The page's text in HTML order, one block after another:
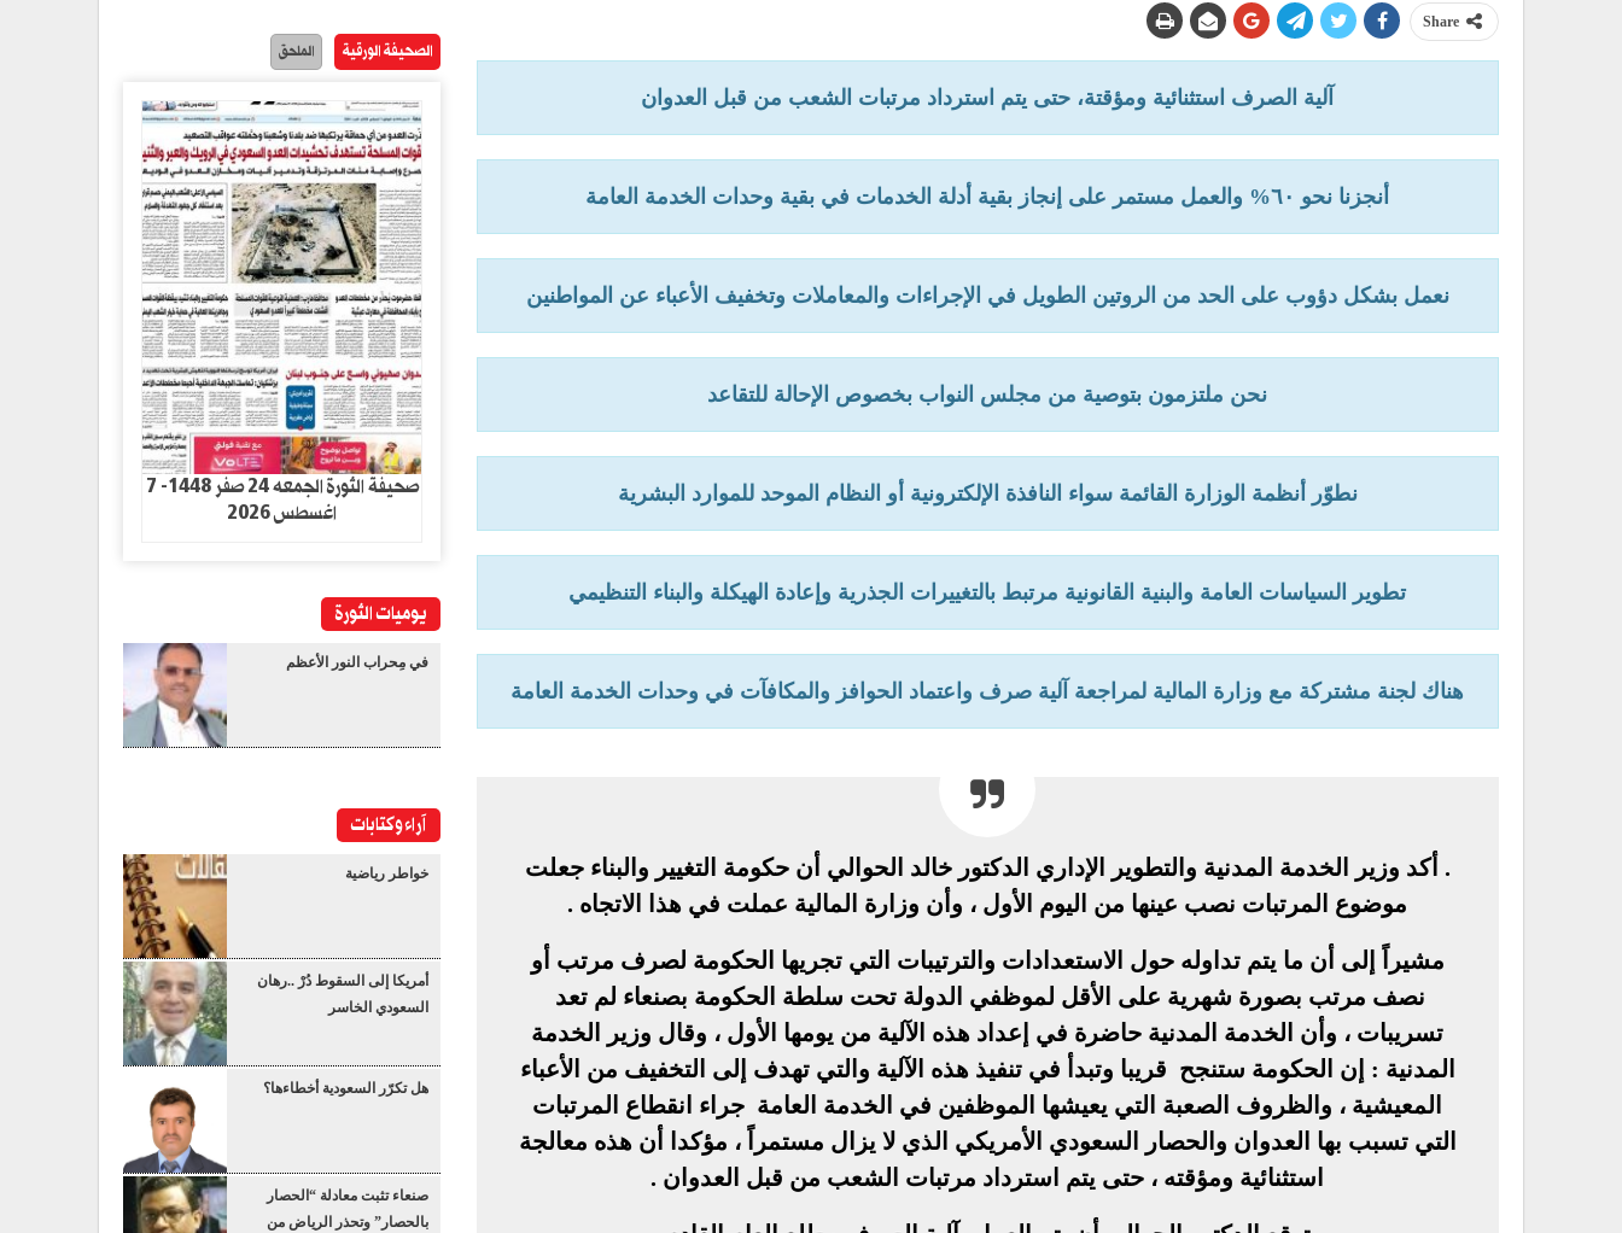
Share
آلية الصرف استثنائية ومؤقتة، حتى يتم استرداد مرتبات الشعب من قبل العدوان
أنجزنا نحو ٦٠% والعمل مستمر على إنجاز بقية أدلة الخدمات في بقية وحدات الخدمة العامة
نعمل بشكل دؤوب على الحد من الروتين الطويل في الإجراءات والمعاملات وتخفيف الأعباء عن المواطنين
نحن ملتزمون بتوصية من مجلس النواب بخصوص الإحالة للتقاعد
نطوّر أنظمة الوزارة القائمة سواء النافذة الإلكترونية أو النظام الموحد للموارد البشرية
تطوير السياسات العامة والبنية القانونية مرتبط بالتغييرات الجذرية وإعادة الهيكلة والبناء التنظيمي
هناك لجنة مشتركة مع وزارة المالية لمراجعة آلية صرف واعتماد الحوافز والمكافآت في وحدات الخدمة العامة
. أكد وزير الخدمة المدنية والتطوير الإداري الدكتور خالد الحوالي أن حكومة التغيير والبناء جعلت
موضوع المرتبات نصب عينها من اليوم الأول ، وأن وزارة المالية عملت في هذا الاتجاه .
مشيراً إلى أن ما يتم تداوله حول الاستعدادات والترتيبات التي تجريها الحكومة لصرف مرتب أو
نصف مرتب بصورة شهرية على الأقل لموظفي الدولة تحت سلطة الحكومة بصنعاء لم تعد
تسريبات ، وأن الخدمة المدنية حاضرة في إعداد هذه الآلية من يومها الأول ، وقال وزير الخدمة
المدنية : إن الحكومة ستنجح قريبا وتبدأ في تنفيذ هذه الآلية والتي تهدف إلى التخفيف من الأعباء
المعيشية ، والظروف الصعبة التي يعيشها الموظفين في الخدمة العامة جراء انقطاع المرتبات
التي تسبب بها العدوان والحصار السعودي الأمريكي الذي لا يزال مستمراً ، مؤكدا أن هذه معالجة
استثنائية ومؤقته ، حتى يتم استرداد مرتبات الشعب من قبل العدوان .
الصحيفة الورقية الملحق
صحيفة الثورة الجمعه 24 صفر 1448- 7
اغسطس 2026
يوميات الثورة
في مِحراب النور الأعظم
آراء وكتابات
خواطر رياضية
أمريكا إلى السقوط دُرْ ..رهان
السعودي الخاسر
هل تكرّر السعودية أخطاءها؟
صنعاء تثبت معادلة “الحصار
بالحصار” وتحذر الرياض من